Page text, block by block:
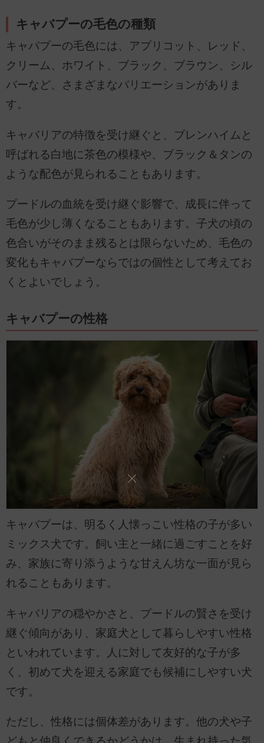
キャバプーの毛色の種類
キャバプーの毛色には、アプリコット、レッド、
クリーム、ホワイト、ブラック、ブラウン、シル
バーなど、さまざまなバリエーションがありま
す。
キャバリアの特徴を受け継ぐと、ブレンハイムと
呼ばれる白地に茶色の模様や、ブラック＆タンの
ような配色が見られることもあります。
プードルの血統を受け継ぐ影響で、成長に伴って
毛色が少し薄くなることもあります。子犬の頃の
色合いがそのまま残るとは限らないため、毛色の
変化もキャバプーならではの個性として考えてお
くとよいでしょう。
キャバプーの性格
キャバプーは、明るく人懐っこい性格の子が多い
ミックス犬です。飼い主と一緒に過ごすことを好
み、家族に寄り添うような甘えん坊な一面が見ら
れることもあります。
キャバリアの穏やかさと、プードルの賢さを受け
継ぐ傾向があり、家庭犬として暮らしやすい性格
といわれています。人に対して友好的な子が多
く、初めて犬を迎える家庭でも候補にしやすい犬
です。
ただし、性格には個体差があります。他の犬や子